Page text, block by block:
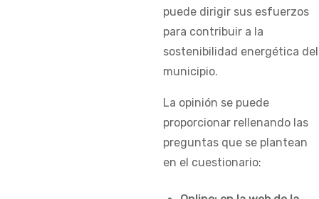
puede dirigir sus esfuerzos
para contribuir a la
sostenibilidad energética del
municipio.
La opinión se puede
proporcionar rellenando las
preguntas que se plantean
en el cuestionario: